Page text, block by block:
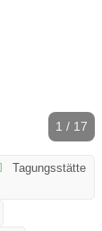
1 / 17
Tagungsstätte